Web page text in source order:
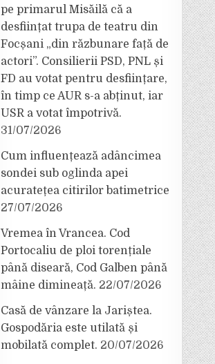
pe primarul Misăilă că a
desființat trupa de teatru din
Focșani „din răzbunare față de
actori”. Consilierii PSD, PNL și
FD au votat pentru desființare,
în timp ce AUR s-a abținut, iar
USR a votat împotrivă.
31/07/2026
Cum influențează adâncimea
sondei sub oglinda apei
acuratețea citirilor batimetrice
27/07/2026
Vremea în Vrancea. Cod
Portocaliu de ploi torențiale
până diseară, Cod Galben până
mâine dimineață. 22/07/2026
Casă de vânzare la Jariștea.
Gospodăria este utilată și
mobilată complet. 20/07/2026